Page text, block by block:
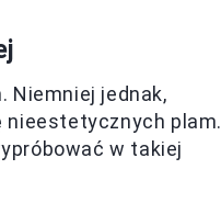
Niemniej jednak,
nieestetycznych plam.
w takiej